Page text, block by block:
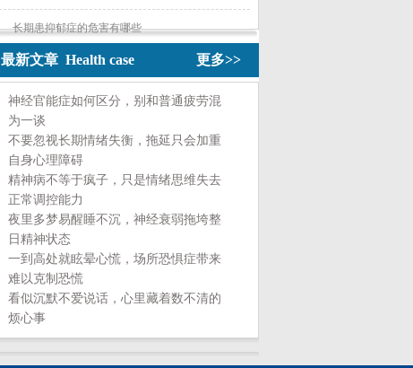
长期患抑郁症的危害有哪些
最新文章 Health case 更多>>
神经官能症如何区分，别和普通疲劳混
为一谈
不要忽视长期情绪失衡，拖延只会加重
自身心理障碍
精神病不等于疯子，只是情绪思维失去
正常调控能力
夜里多梦易醒睡不沉，神经衰弱拖垮整
日精神状态
一到高处就眩晕心慌，场所恐惧症带来
难以克制恐慌
看似沉默不爱说话，心里藏着数不清的
烦心事